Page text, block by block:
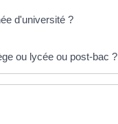
d'université ?
ou lycée ou post-bac ?